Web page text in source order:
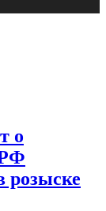
о
розыске